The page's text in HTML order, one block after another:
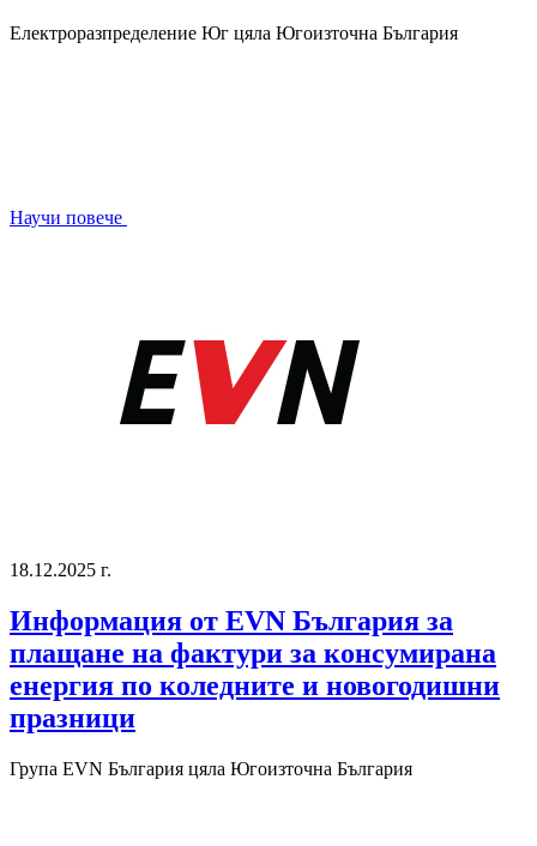
Електроразпределение Юг цяла Югоизточна България
Научи повече
18.12.2025 г.
Информация от EVN България за
плащане на фактури за консумирана
енергия по коледните и новогодишни
празници
Група EVN България цяла Югоизточна България